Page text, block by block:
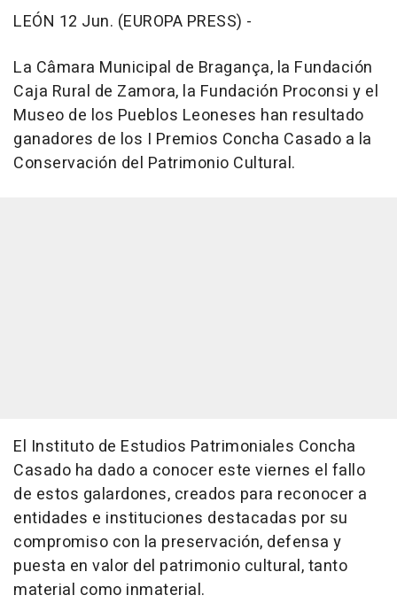
LEÓN 12 Jun. (EUROPA PRESS) -
La Câmara Municipal de Bragança, la Fundación
Caja Rural de Zamora, la Fundación Proconsi y el
Museo de los Pueblos Leoneses han resultado
ganadores de los I Premios Concha Casado a la
Conservación del Patrimonio Cultural.
El Instituto de Estudios Patrimoniales Concha
Casado ha dado a conocer este viernes el fallo
de estos galardones, creados para reconocer a
entidades e instituciones destacadas por su
compromiso con la preservación, defensa y
puesta en valor del patrimonio cultural, tanto
material como inmaterial.